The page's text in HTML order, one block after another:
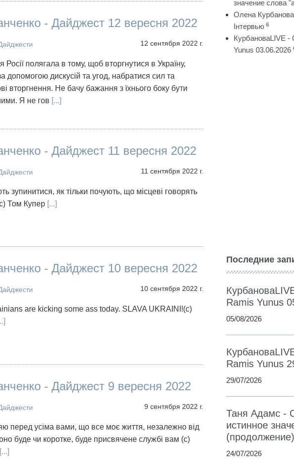
- Дайджест 12 вересня 2022
12 сентября 2022 г.
Росії полягала в тому, щоб вторгнутися в Україну,
допомогою дискусій та угод, набратися сил та
вторгнення. Не бачу бажання з їхнього боку бути
Я не гов [...]
- Дайджест 11 вересня 2022
11 сентября 2022 г.
зупинитися, як тільки почують, що місцеві говорять
Том Купер[...]
- Дайджест 10 вересня 2022
10 сентября 2022 г.
are kicking some ass today. SLAVA UKRAINI!(c)
- Дайджест 9 вересня 2022
9 сентября 2022 г.
перед усіма вами, що все моє життя, незалежно від
буде чи коротке, буде присвячене службі вам (с)
[...]
значение слова
Олена
Інтервью 6
КурбановаLIVE -
Yunus 03.06.2026
Последние
Ramis Yunus
05/08/2026
Ramis Yunus
29/07/2026
Таня Адамс -
истинное
(продолжение)
24/07/2026